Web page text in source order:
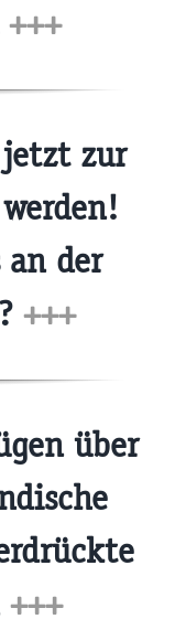
+++
zur
an der
+++
über
+++